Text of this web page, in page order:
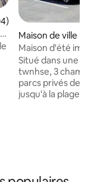
moyenne sur la
Maison de ville ⋅
Maison d'été
Situé dans une
twnhse, 3
parcs privés
jusqu'à la plage,